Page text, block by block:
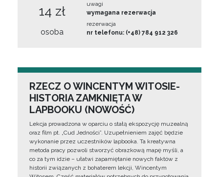
14 zł
osoba
uwagi
wymagana rezerwacja
rezerwacja
nr telefonu: (+48) 784 912 326
RZECZ O WINCENTYM WITOSIE-
HISTORIA ZAMKNIĘTA W
LAPBOOKU (NOWOŚĆ)
Lekcja prowadzona w oparciu o stałą ekspozycję muzealną
oraz film pt. „Cud Jedności”. Uzupełnieniem zajęć będzie
wykonanie przez uczestników lapbooka. Ta kreatywna
metoda pracy pozwoli stworzyć obrazkową mapę myśli, a
co za tym idzie – ułatwi zapamiętanie nowych faktów z
historii związanych z bohaterem lekcji, Wincentym